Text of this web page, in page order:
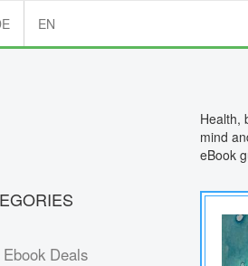
EN
Health,
mind
eBook
Ebook Deals